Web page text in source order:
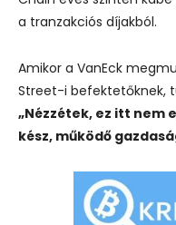
a tranzakciós díjakból.
Amikor a VanEck
Street-i befektetőknek,
„Nézzétek, ez itt nem
kész, működő